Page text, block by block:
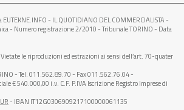
- IL QUOTIDIANO DEL COMMERCIALISTA -
- Numero registrazione 2/2010 - Tribunale TORINO - Data
le riproduzioni ed estrazioni ai sensi dell’art. 70-quater
- Tel. 011.562.89.70 - Fax 011.562.76.04 -
€ 540.000,00 i.v. C.F. P.IVA Iscrizione Registro Imprese di
- IBAN IT12G0306909217100000061135